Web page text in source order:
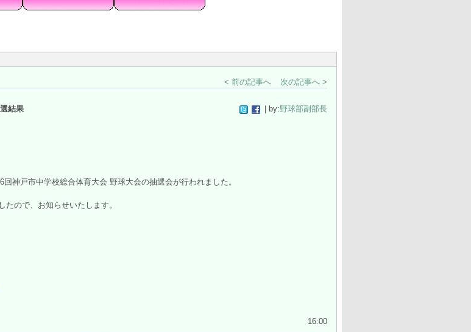
< 前の記事へ 次の記事へ >
結果 | by:野球部副部長
神戸市中学校総合体育大会 野球大会の抽選会が行われました。
ので、お知らせいたします。
16:00